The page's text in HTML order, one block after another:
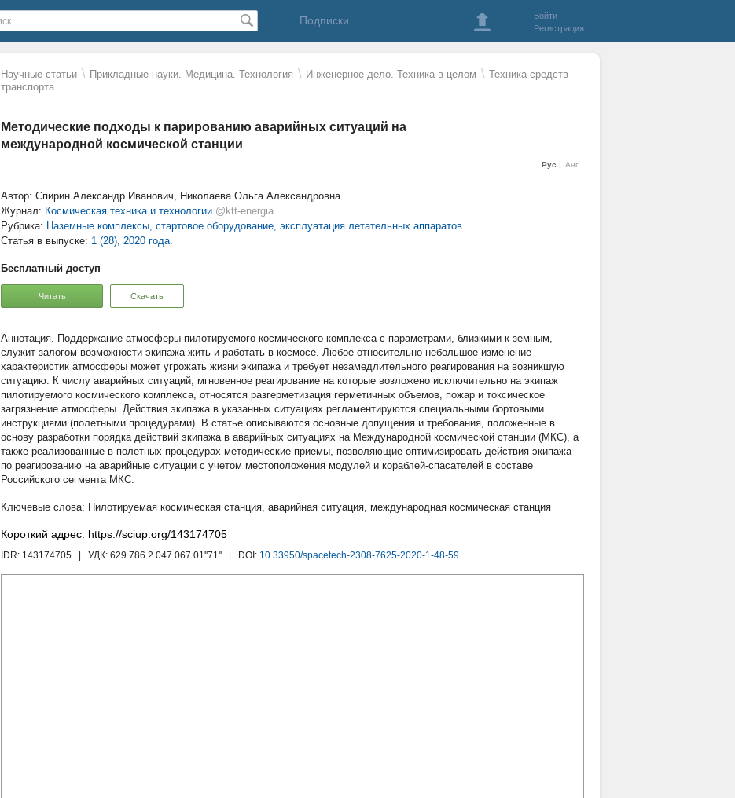
Подписки
Войти
Регистрация
Научные статьи \ Прикладные науки. Медицина. Технология \ Инженерное дело. Техника в целом \ Техника средств
транспорта
Методические подходы к парированию аварийных ситуаций на
международной космической станции
Рус Анг
Автор: Спирин Александр Иванович, Николаева Ольга Александровна
Журнал: Космическая техника и технологии @ktt-energia
Рубрика: Наземные комплексы, стартовое оборудование, эксплуатация летательных аппаратов
Статья в выпуске: 1 (28), 2020 года.
Бесплатный доступ
Читать Скачать
Поддержание атмосферы пилотируемого космического комплекса с параметрами, близкими к земным,
служит залогом возможности экипажа жить и работать в космосе. Любое относительно небольшое изменение
характеристик атмосферы может угрожать жизни экипажа и требует незамедлительного реагирования на возникшую
ситуацию. К числу аварийных ситуаций, мгновенное реагирование на которые возложено исключительно на экипаж
пилотируемого космического комплекса, относятся разгерметизация герметичных объемов, пожар и токсическое
загрязнение атмосферы. Действия экипажа в указанных ситуациях регламентируются специальными бортовыми
инструкциями (полетными процедурами). В статье описываются основные допущения и требования, положенные в
основу разработки порядка действий экипажа в аварийных ситуациях на Международной космической станции (МКС), а
также реализованные в полетных процедурах методические приемы, позволяющие оптимизировать действия экипажа
по реагированию на аварийные ситуации с учетом местоположения модулей и кораблей-спасателей в составе
Российского сегмента МКС.
Пилотируемая космическая станция, аварийная ситуация, международная космическая станция
Короткий адрес: https://sciup.org/143174705
IDR: 143174705 | УДК: 629.786.2.047.067.01''71'' | DOI: 10.33950/spacetech-2308-7625-2020-1-48-59